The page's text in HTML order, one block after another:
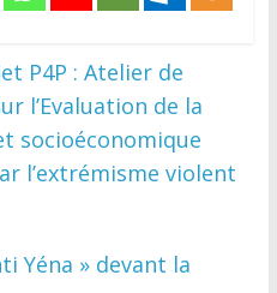
P4P : Atelier de
l’Evaluation de la
socioéconomique
l’extrémisme violent
Yéna » devant la